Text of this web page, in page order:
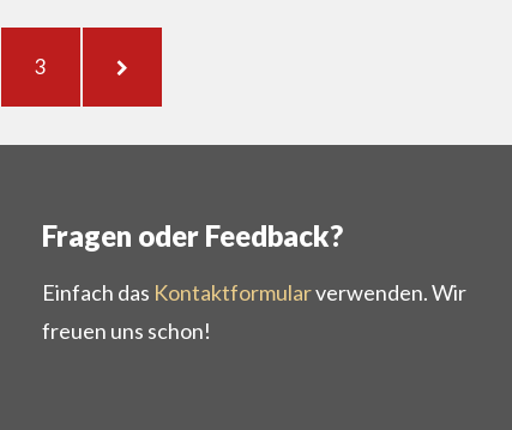
PAGE
3
NEXT
PAGE
Fragen oder Feedback?
Einfach das Kontaktformularverwenden. Wir
freuen uns schon!